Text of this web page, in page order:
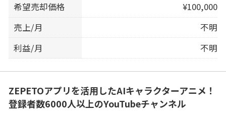
希望売却価格
¥100,000
売上/月
不明
利益/月
不明
ZEPETOアプリを活用したAIキャラクターアニメ！
登録者数6000人以上のYouTubeチャンネル